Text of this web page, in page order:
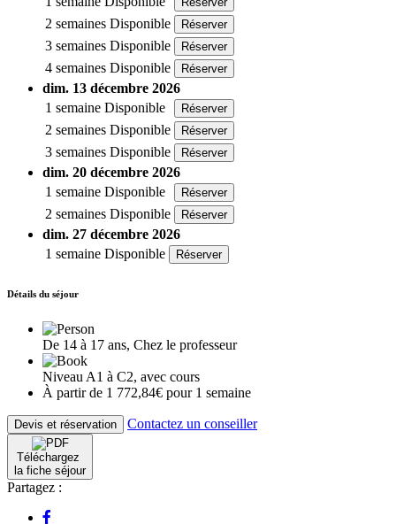
2 semaines Disponible Réserver
3 semaines Disponible Réserver
4 semaines Disponible Réserver
dim. 13 décembre 2026
1 semaine Disponible Réserver
2 semaines Disponible Réserver
3 semaines Disponible Réserver
dim. 20 décembre 2026
1 semaine Disponible Réserver
2 semaines Disponible Réserver
dim. 27 décembre 2026
1 semaine Disponible Réserver
Détails du séjour
De 14 à 17 ans, Chez le professeur
Niveau A1 à C2, avec cours
À partir de 1 772,84€ pour 1 semaine
Devis et réservation Contactez un conseiller
Téléchargez
la fiche séjour
Partagez :